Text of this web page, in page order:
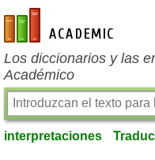
es-academic.com
Los diccionarios y las
Académico
interpretaciones